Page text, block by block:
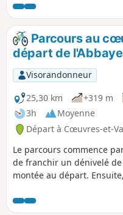
possible en été en fin de
château de Montgobert
Musée du Bois. En fin de
grandiose depuis le point
Mont de Valsery. Le
de passage (2) et (3) par
la Ferme de Saint-Agnan
de l'Abbaye de Valsery
château de Mongobert
Ferme du Mont de
agréable.
Parcours au
départ de
Visorandonneur
25,30 km
+319 m
3h
Moyenne
Départ à Cœuvres-et-
Le parcours commence
de franchir un dénivelé
montée au départ.
profiter de